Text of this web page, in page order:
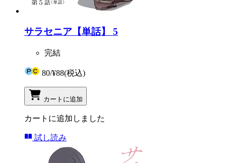
サラセニア【単話】 5
完結
80/¥88(税込)
カートに追加
カートに追加しました
試し読み